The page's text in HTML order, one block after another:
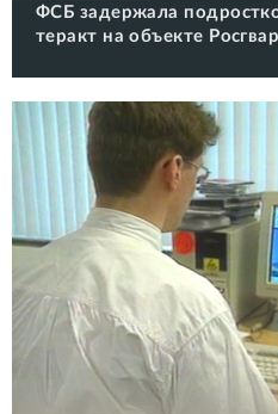
ФСБ задержала
теракт на объекте